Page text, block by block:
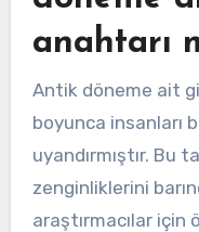
anahtarı
Antik döneme ait
boyunca insanları
uyandırmıştır. Bu
zenginliklerini
araştırmacılar için